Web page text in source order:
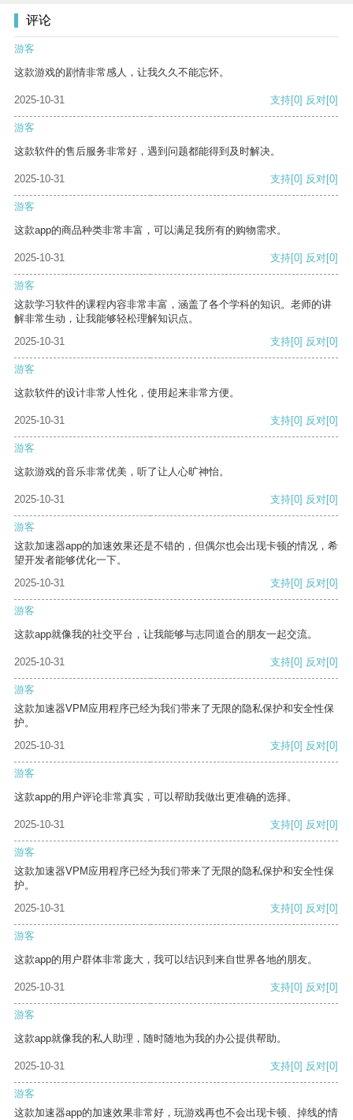
评论
游客
这款游戏的剧情非常感人，让我久久不能忘怀。
2025-10-31 支持[0] 反对[0]
游客
这款软件的售后服务非常好，遇到问题都能得到及时解决。
2025-10-31 支持[0] 反对[0]
游客
这款app的商品种类非常丰富，可以满足我所有的购物需求。
2025-10-31 支持[0] 反对[0]
游客
这款学习软件的课程内容非常丰富，涵盖了各个学科的知识。老师的讲
解非常生动，让我能够轻松理解知识点。
2025-10-31
支持[0] 反对[0]
游客
这款软件的设计非常人性化，使用起来非常方便。
2025-10-31 支持[0] 反对[0]
游客
这款游戏的音乐非常优美，听了让人心旷神怡。
2025-10-31 支持[0] 反对[0]
游客
这款加速器app的加速效果还是不错的，但偶尔也会出现卡顿的情况，希
望开发者能够优化一下。
2025-10-31
支持[0] 反对[0]
游客
这款app就像我的社交平台，让我能够与志同道合的朋友一起交流。
2025-10-31 支持[0] 反对[0]
游客
这款加速器VPM应用程序已经为我们带来了无限的隐私保护和安全性保
护。
2025-10-31
支持[0] 反对[0]
游客
这款app的用户评论非常真实，可以帮助我做出更准确的选择。
2025-10-31 支持[0] 反对[0]
游客
这款加速器VPM应用程序已经为我们带来了无限的隐私保护和安全性保
护。
2025-10-31
支持[0] 反对[0]
游客
这款app的用户群体非常庞大，我可以结识到来自世界各地的朋友。
2025-10-31 支持[0] 反对[0]
游客
这款app就像我的私人助理，随时随地为我的办公提供帮助。
2025-10-31 支持[0] 反对[0]
游客
这款加速器app的加速效果非常好，玩游戏再也不会出现卡顿、掉线的情